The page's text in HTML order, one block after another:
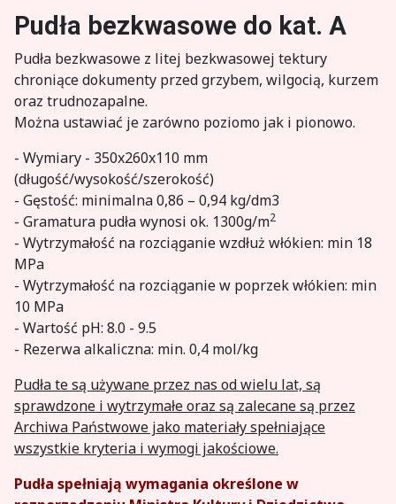
Pudła bezkwasowe do kat. A
Pudła bezkwasowe z litej bezkwasowej tektury
chroniące dokumenty przed grzybem, wilgocią, kurzem
oraz trudnozapalne.
Można ustawiać je zarówno poziomo jak i pionowo.
- Wymiary - 350x260x110 mm
(długość/wysokość/szerokość)
- Gęstość: minimalna 0,86 – 0,94 kg/dm3
- Gramatura pudła wynosi ok. 1300g/m2
- Wytrzymałość na rozciąganie wzdłuż włókien: min 18
MPa
- Wytrzymałość na rozciąganie w poprzek włókien: min
10 MPa
- Wartość pH: 8.0 - 9.5
- Rezerwa alkaliczna: min. 0,4 mol/kg
Pudła te są używane przez nas od wielu lat, są
sprawdzone i wytrzymałe oraz są zalecane są przez
Archiwa Państwowe jako materiały spełniające
wszystkie kryteria i wymogi jakościowe.
Pudła spełniają wymagania określone w